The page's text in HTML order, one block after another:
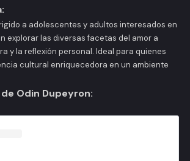
a adolescentes y adultos interesados en
explorar las diversas facetas del amor a
y la reflexión personal. Ideal para quienes
cultural enriquecedora en un ambiente
Odin Dupeyron: